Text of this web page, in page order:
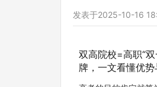
发表于2025-10-16
双高院校=高职“
牌，一文看懂优势